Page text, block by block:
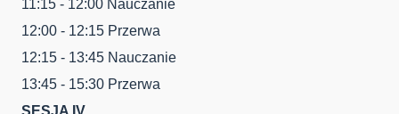
11:15 - 12:00 Nauczanie
12:00 - 12:15 Przerwa
12:15 - 13:45 Nauczanie
13:45 - 15:30 Przerwa